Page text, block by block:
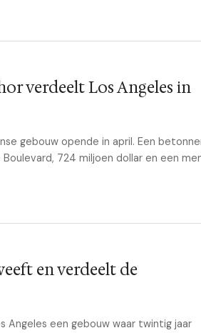
verdeelt Los Angeles in
gebouw opende in april. Een
724 miljoen dollar en een
en verdeelt de
Angeles een gebouw waar twintig jaar